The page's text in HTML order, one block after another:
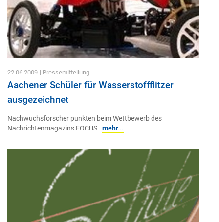
22.06.2009 | Pressemitteilung
Aachener Schüler für Wasserstoffflitzer
ausgezeichnet
Nachwuchsforscher punkten beim Wettbewerb des
Nachrichtenmagazins FOCUS mehr...